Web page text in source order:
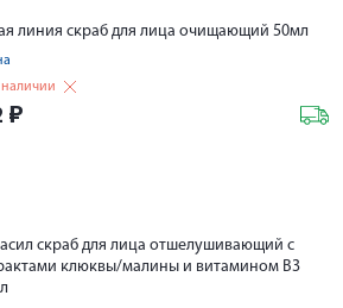
линия скраб для лица очищающий 50мл
наличии
₽
скраб для лица отшелушивающий с
клюквы/малины и витамином В3